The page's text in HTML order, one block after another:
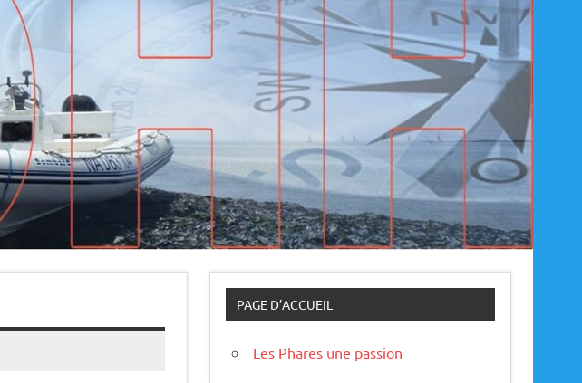
PAGE D’ACCUEIL
Les Phares une passion